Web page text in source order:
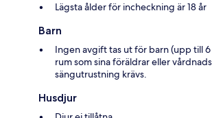
Lägsta ålder för incheckning är 18 år
Barn
Ingen avgift tas ut för barn (upp till 6
rum som sina föräldrar eller
sängutrustning krävs.
Husdjur